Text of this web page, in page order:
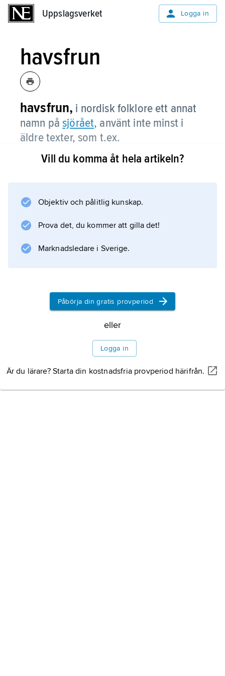
Uppslagsverket Logga in
havsfrun
havsfrun, i nordisk folklore ett annat
namn påsjörået, använt inte minst i
äldre texter, som t.ex.
medeltidsballaderna.
inspirerad av en saga av H.C. Andersen.
Information om artikeln
Vill du komma åt hela artikeln?
Objektiv och pålitlig kunskap.
Prova det, du kommer att gilla det!
Marknadsledare i Sverige.
Påbörja din gratis provperiod
eller
Logga in
Är du lärare? Starta din kostnadsfria provperiod härifrån.